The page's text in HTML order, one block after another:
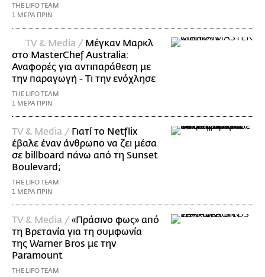
THE LIFO TEAM
1 ΜΕΡΑ ΠΡΙΝ
TV & Media / Μέγκαν Μαρκλ
στο MasterChef Australia:
Αναφορές για αντιπαράθεση με
την παραγωγή - Τι την ενόχλησε
THE LIFO TEAM
1 ΜΕΡΑ ΠΡΙΝ
TV & Media / Γιατί το Netflix
έβαλε έναν άνθρωπο να ζει μέσα
σε billboard πάνω από τη Sunset
Boulevard;
THE LIFO TEAM
1 ΜΕΡΑ ΠΡΙΝ
TV & Media / «Πράσινο φως» από
τη Βρετανία για τη συμφωνία
της Warner Bros με την
Paramount
THE LIFO TEAM